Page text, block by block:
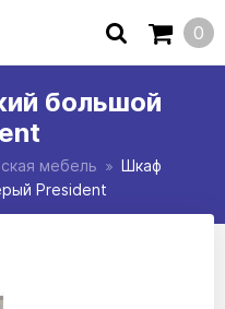
0
большой
мебель
Шкаф
President